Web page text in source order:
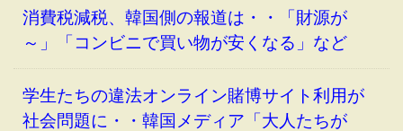
消費税減税、韓国側の報道は・・「財源が
～」「コンビニで買い物が安くなる」など
学生たちの違法オンライン賭博サイト利用が
社会問題に・・韓国メディア「大人たちが